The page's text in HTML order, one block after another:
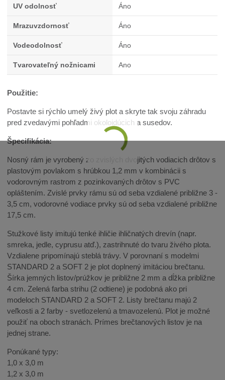
UV odolnosť Áno
Mrazuvzdornosť Áno
Vodeodolnosť Áno
Tvarovateľný nožnicami Ano
Použitie:
Postavte si rýchlo umelý živý plot a skryte tak svoju záhradu
pred zvedavými pohľadmi okoloidúcich a susedov.
Špecifikácia:
Nosný rám je vyrobený zo zvislých dvojitých vodiacich drôtov s
plastovým povlakom s hrúbkou 1,2 mm v kombinácii s
vodorovným rastrom z pozinkovaných drôtov s PVC
opláštením. Zvislé prvky rámu sú od seba vzdialené približne 3 -
3,5 cm, vodorovné vodiace prvky sú od seba vzdialené približne
17,5 cm.
Stužkové listy imitujú tenké ihličie ihličnatých drevín (napr.
smreka, jedle, cyprusu atď.), zastrihnuté do tvaru živého plota.
Vzdialene pripomínajú steblá trávy. V porovnaní s modelmi
STANDARD 2 a SOFT 2 je plot doplnený imitáciou brečtanu.
Šírka jemných listov/prúžkov je približne 2 mm a dĺžka približne
4 cm. Zelená farba strihu (2 odtiene) je podobná ako pri
modeloch STANDARD 2 a SOFT 2. Listy brečtanu majú 2
veľkosti a 2 farby - svetlozelenú a tmavozelenú. Plot je možné
použiť na oboch stranách. Prímes brečtanových listov je na
jednej strane.
Ponúkané typy:
1,0 x 3,0 m
1,2 x 3,0 m